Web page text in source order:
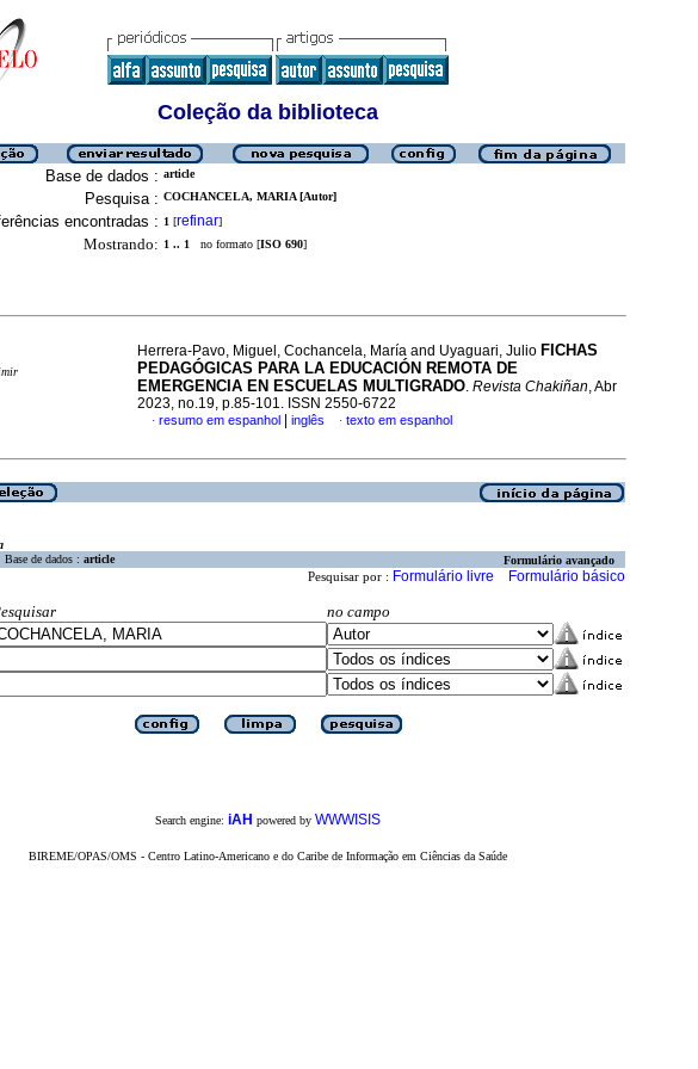
Coleção da biblioteca
Base de dados : article
Pesquisa : COCHANCELA, MARIA [Autor]
encontradas : 1 [refinar]
Mostrando: 1 .. 1 no formato [ISO 690]
Herrera-Pavo, Miguel, Cochancela, María and Uyaguari, Julio FICHAS
PEDAGÓGICAS PARA LA EDUCACIÓN REMOTA DE
EMERGENCIA EN ESCUELAS MULTIGRADO. Revista Chakiñan, Abr
2023, no.19, p.85-101. ISSN 2550-6722
· resumo em espanhol inglês · texto em espanhol
Base de dados : article Formulário avançado
Pesquisar por : Formulário livre Formulário básico
no campo
Search engine: iAH powered by WWWISIS
BIREME/OPAS/OMS - Centro Latino-Americano e do Caribe de Informação em Ciências da Saúde